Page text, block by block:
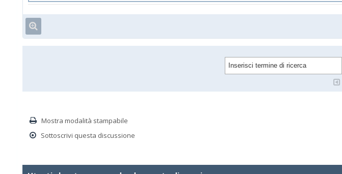
Mostra modalità stampabile
Sottoscrivi questa discussione